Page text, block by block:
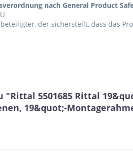
nach General Product
der sicherstellt, dass das
5501685 Rittal
19&quot;-